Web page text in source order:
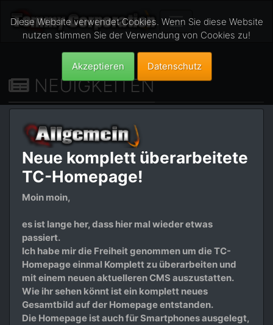
NEUIGKEITEN
Neue komplett überarbeitete
TC-Homepage!
Moin moin,
es ist lange her, dass hier mal wieder etwas
passiert.
Ich habe mir die Freiheit genommen um die TC-
Homepage einmal Komplett zu überarbeiten und
mit einem neuen aktuelleren CMS auszustatten.
Wie ihr sehen könnt ist ein komplett neues
Gesamtbild auf der Homepage entstanden.
Die Homepage ist auch für Smartphones ausgelegt,
Diese Website verwendet Cookies. Wenn Sie diese Website
nutzen stimmen Sie der Verwendung von Cookies zu!
Akzeptieren Datenschutz